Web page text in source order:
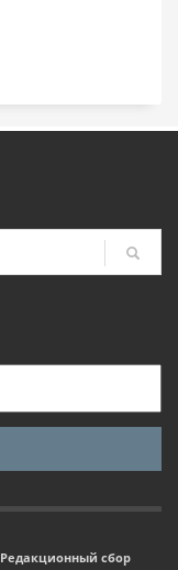
Редакционный сбор